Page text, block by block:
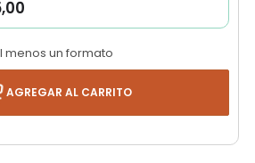
menos un formato
AGREGAR AL CARRITO